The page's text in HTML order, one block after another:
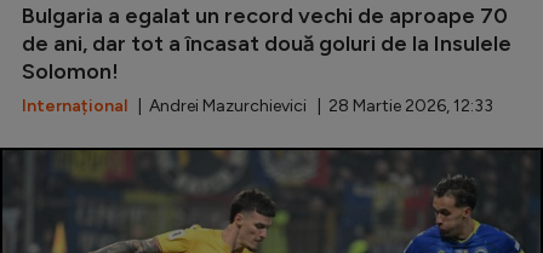
Bulgaria a egalat un record vechi de aproape 70
de ani, dar tot a încasat două goluri de la Insulele
Solomon!
Internațional | Andrei Mazurchievici | 28 Martie 2026, 12:33